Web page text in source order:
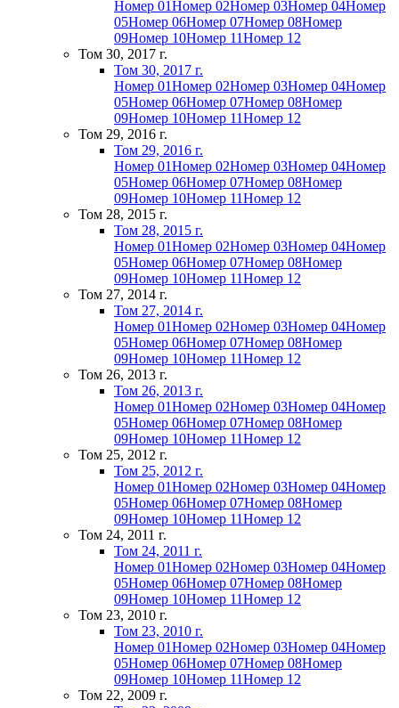
Номер 01Номер 02Номер 03Номер 04Номер
05Номер 06Номер 07Номер 08Номер
09Номер 10Номер 11Номер 12
Том 30, 2017 г.
Том 30, 2017 г.
Номер 01Номер 02Номер 03Номер 04Номер
05Номер 06Номер 07Номер 08Номер
09Номер 10Номер 11Номер 12
Том 29, 2016 г.
Том 29, 2016 г.
Номер 01Номер 02Номер 03Номер 04Номер
05Номер 06Номер 07Номер 08Номер
09Номер 10Номер 11Номер 12
Том 28, 2015 г.
Том 28, 2015 г.
Номер 01Номер 02Номер 03Номер 04Номер
05Номер 06Номер 07Номер 08Номер
09Номер 10Номер 11Номер 12
Том 27, 2014 г.
Том 27, 2014 г.
Номер 01Номер 02Номер 03Номер 04Номер
05Номер 06Номер 07Номер 08Номер
09Номер 10Номер 11Номер 12
Том 26, 2013 г.
Том 26, 2013 г.
Номер 01Номер 02Номер 03Номер 04Номер
05Номер 06Номер 07Номер 08Номер
09Номер 10Номер 11Номер 12
Том 25, 2012 г.
Том 25, 2012 г.
Номер 01Номер 02Номер 03Номер 04Номер
05Номер 06Номер 07Номер 08Номер
09Номер 10Номер 11Номер 12
Том 24, 2011 г.
Том 24, 2011 г.
Номер 01Номер 02Номер 03Номер 04Номер
05Номер 06Номер 07Номер 08Номер
09Номер 10Номер 11Номер 12
Том 23, 2010 г.
Том 23, 2010 г.
Номер 01Номер 02Номер 03Номер 04Номер
05Номер 06Номер 07Номер 08Номер
09Номер 10Номер 11Номер 12
Том 22, 2009 г.